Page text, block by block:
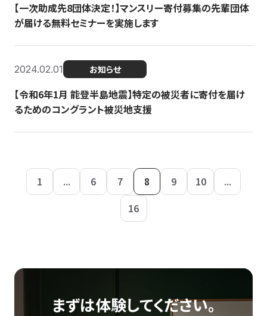
【一次助成先8団体決定！】マンスリー寄付募集の先輩団体
が届ける無料セミナーを実施します
2024.02.01 お知らせ
【令和6年1月 能登半島地震】特定の被災者に寄付を届け
るためのコングラント被災地支援
1 ... 6 7 8 9 10
...
16
まずは体験してください。